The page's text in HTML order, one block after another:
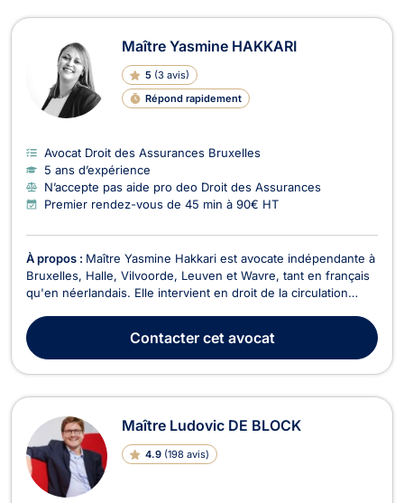
Maître Yasmine HAKKARI
5 (3 avis)
Répond rapidement
Avocat Droit des Assurances Bruxelles
5 ans d’expérience
N’accepte pas aide pro deo Droit des Assurances
Premier rendez-vous de 45 min à 90€ HT
À propos : Maître Yasmine Hakkari est avocate indépendante à
Bruxelles, Halle, Vilvoorde, Leuven et Wavre, tant en français
qu'en néerlandais. Elle intervient en droit de la circulation
responsabilité civile et en dommage corporel, ainsi qu'en droit
pénal. En droit de roulage et pe...
Contactercet avocat
Maître Ludovic DE BLOCK
4.9 (198 avis)